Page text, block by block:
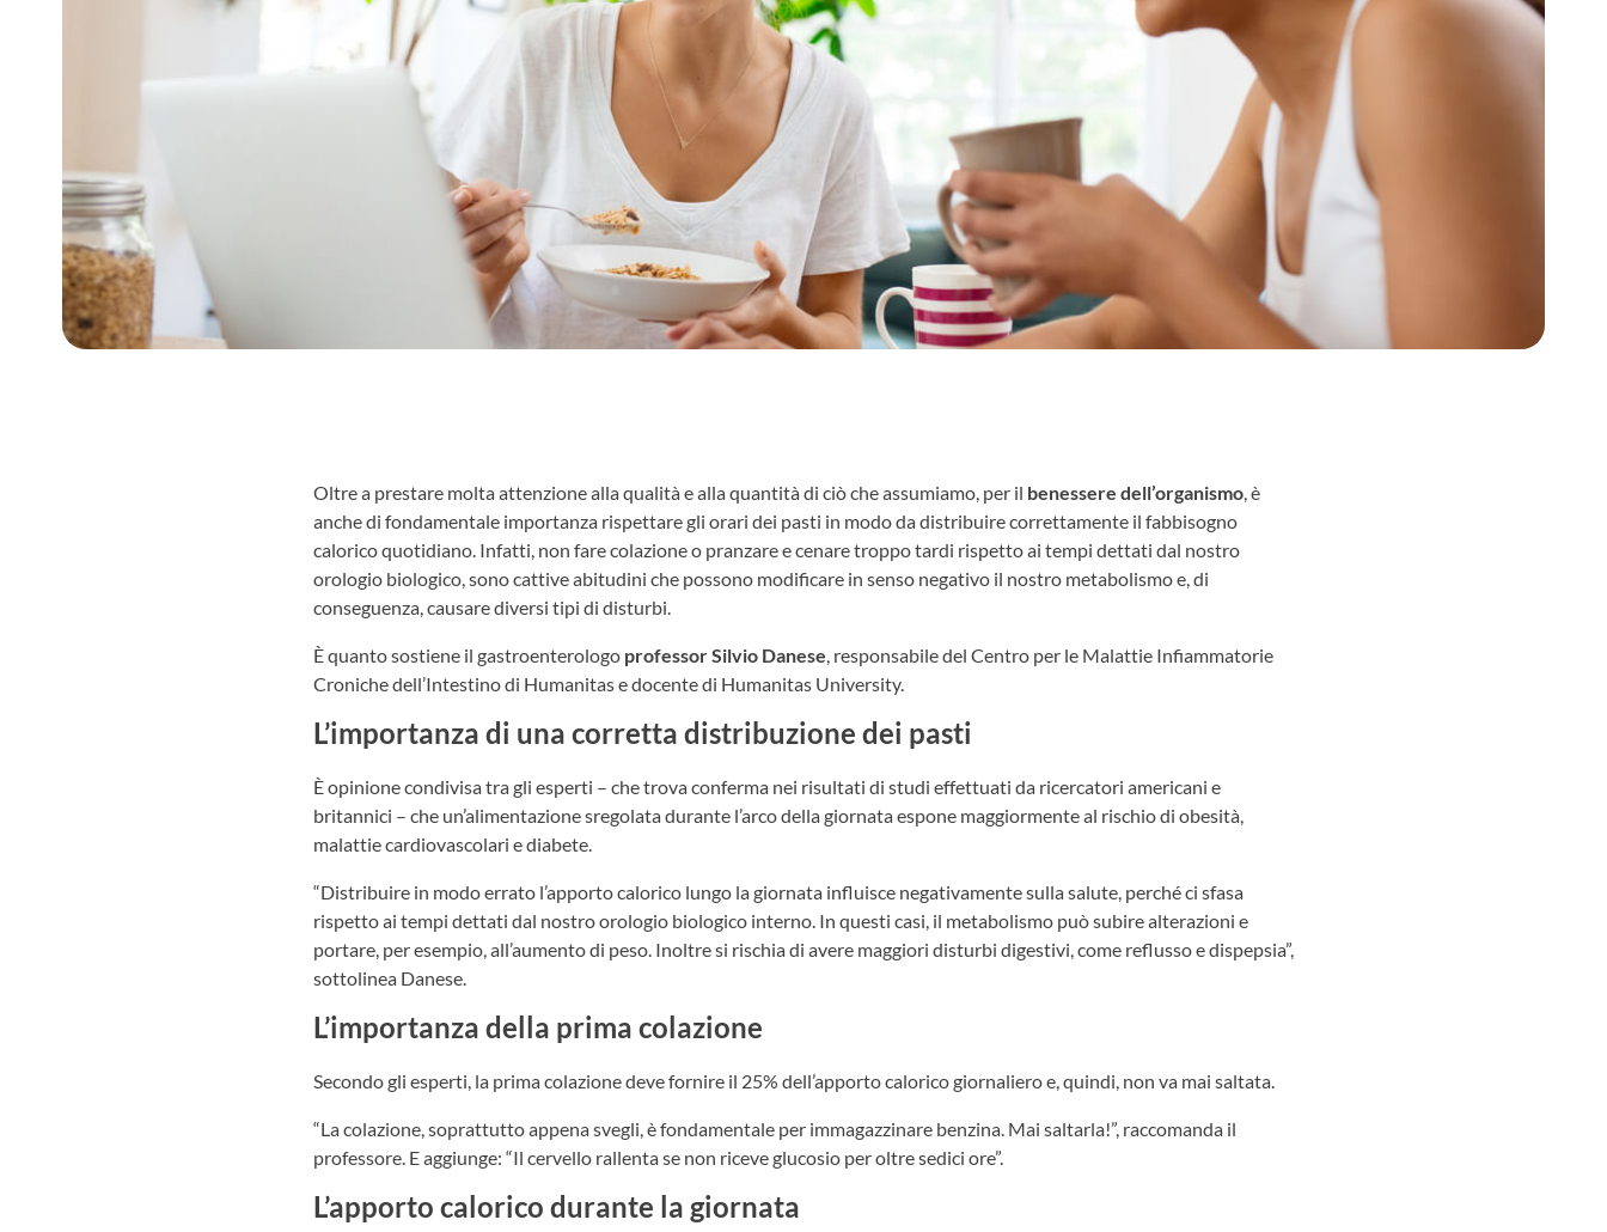
Oltre a prestare molta attenzione alla qualità e alla quantità di ciò che assumiamo, per il benessere dell’organismo, è
anche di fondamentale importanza rispettare gli orari dei pasti in modo da distribuire correttamente il fabbisogno
calorico quotidiano. Infatti, non fare colazione o pranzare e cenare troppo tardi rispetto ai tempi dettati dal nostro
orologio biologico, sono cattive abitudini che possono modificare in senso negativo il nostro metabolismo e, di
conseguenza, causare diversi tipi di disturbi.
È quanto sostiene il gastroenterologo professorSilvio Danese, responsabile del Centro per le Malattie Infiammatorie
Croniche dell’Intestino di Humanitas e docente di Humanitas University.
L’importanza di una corretta distribuzione dei pasti
È opinione condivisa tra gli esperti – che trova conferma nei risultati di studi effettuati da ricercatori americani e
britannici – che un’alimentazione sregolata durante l’arco della giornata espone maggiormente al rischio di obesità,
malattie cardiovascolari e diabete.
“Distribuire in modo errato l’apporto calorico lungo la giornata influisce negativamente sulla salute, perché ci sfasa
rispetto ai tempi dettati dal nostro orologio biologico interno. In questi casi, il metabolismo può subire alterazioni e
portare, per esempio, all’aumento di peso. Inoltre si rischia di avere maggiori disturbi digestivi, come reflusso e dispepsia”,
sottolinea Danese.
L’importanza della prima colazione
Secondo gli esperti, la prima colazione deve fornire il 25% dell’apporto calorico giornaliero e, quindi, non va mai saltata.
“La colazione, soprattutto appena svegli, è fondamentale per immagazzinare benzina. Mai saltarla!”, raccomanda il
professore. E aggiunge: “Il cervello rallenta se non riceve glucosio per oltre sedici ore”.
L’apporto calorico durante la giornata